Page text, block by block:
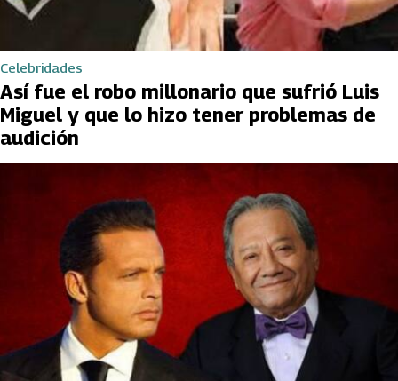
Celebridades
Así fue el robo millonario que sufrió Luis
Miguel y que lo hizo tener problemas de
audición